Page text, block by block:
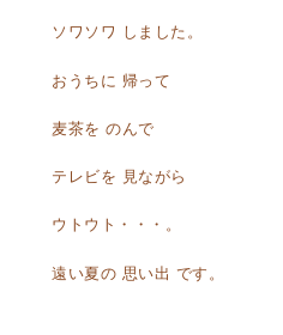
ソワソワ しました。
おうちに 帰って
麦茶を のんで
テレビを 見ながら
ウトウト・・・。
遠い夏の 思い出 です。